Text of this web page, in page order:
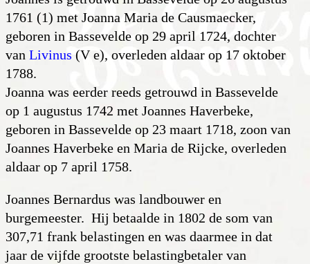
1761 (1) met Joanna Maria de Causmaecker,
geboren in Bassevelde op 29 april 1724, dochter
van Livinus (V e), overleden aldaar op 17 oktober
1788.
Joanna was eerder reeds getrouwd in Bassevelde
op 1 augustus 1742 met Joannes Haverbeke,
geboren in Bassevelde op 23 maart 1718, zoon van
Joannes Haverbeke en Maria de Rijcke, overleden
aldaar op 7 april 1758.
Joannes Bernardus was landbouwer en
burgemeester. Hij betaalde in 1802 de som van
307,71 frank belastingen en was daarmee in dat
jaar de vijfde grootste belastingbetaler van